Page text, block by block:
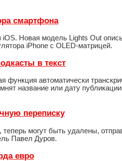
смартфона
Новая модель Lights Out
iPhone с OLED-матрицей.
в текст
функция автоматически
название или дату
переписку
могут быть удалены,
Павел Дуров.
евро